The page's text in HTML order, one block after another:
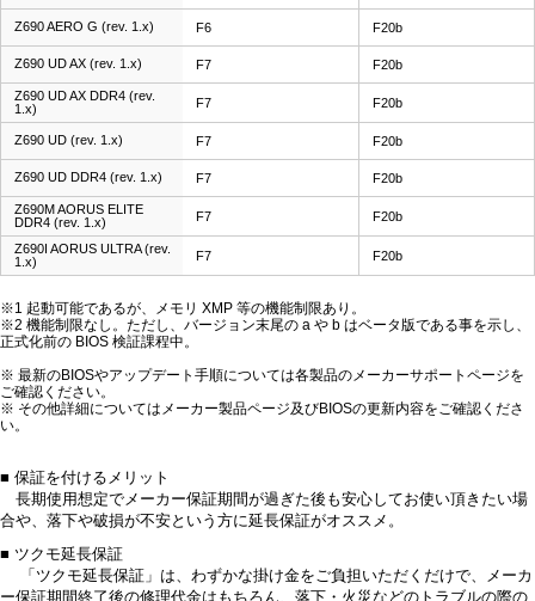
Z690 AERO G (rev. 1.x) F6 F20b
Z690 UD AX (rev. 1.x) F7 F20b
Z690 UD AX DDR4 (rev.
1.x)
F7 F20b
Z690 UD (rev. 1.x) F7 F20b
Z690 UD DDR4 (rev. 1.x) F7 F20b
Z690M AORUS ELITE
DDR4 (rev. 1.x)
F7 F20b
Z690I AORUS ULTRA (rev.
1.x)
F7 F20b
※1 起動可能であるが、メモリ XMP 等の機能制限あり。
※2 機能制限なし。ただし、バージョン末尾の a や b はベータ版である事を示し、
正式化前の BIOS 検証課程中。
※ 最新のBIOSやアップデート手順については各製品のメーカーサポートページを
ご確認ください。
※ その他詳細についてはメーカー製品ページ及びBIOSの更新内容をご確認くださ
い。
■ 保証を付けるメリット
長期使用想定でメーカー保証期間が過ぎた後も安心してお使い頂きたい場
合や、落下や破損が不安という方に延長保証がオススメ。
■ ツクモ延長保証
「ツクモ延長保証」は、わずかな掛け金をご負担いただくだけで、メーカ